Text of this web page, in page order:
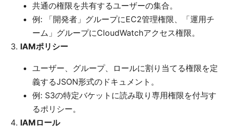
共通の権限を共有するユーザーの集合。
例: 「開発者」グループにEC2管理権限、「運用チ
ーム」グループにCloudWatchアクセス権限。
IAMポリシー
ユーザー、グループ、ロールに割り当てる権限を定
義するJSON形式のドキュメント。
例: S3の特定バケットに読み取り専用権限を付与す
るポリシー。
IAMロール